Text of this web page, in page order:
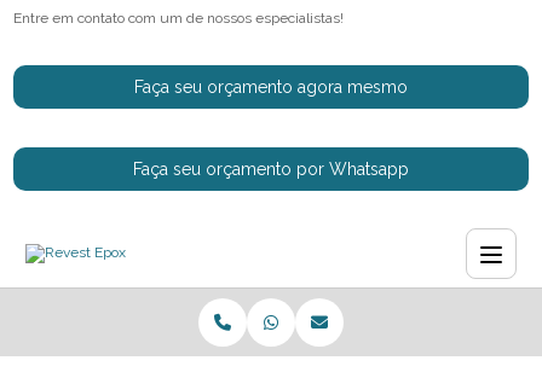
Entre em contato com um de nossos especialistas!
Faça seu orçamento agora mesmo
Faça seu orçamento por Whatsapp